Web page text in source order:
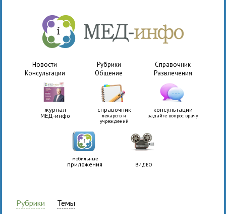
Новости Рубрики
Справочник
Консультации
Общение Развлечения
журнал
МЕД-инфо
справочник
лекарств и
учреждений
консультации
задайте вопрос врачу
мобильные
приложения ВИДЕО
Рубрики Темы